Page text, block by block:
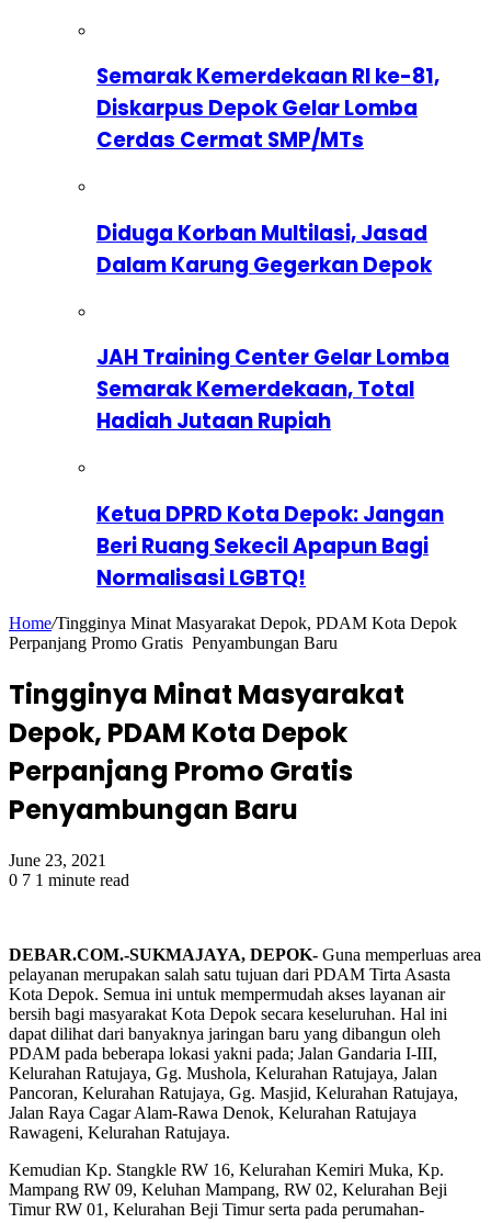
Semarak Kemerdekaan RI ke-81,
Diskarpus Depok Gelar Lomba
Cerdas Cermat SMP/MTs
Diduga Korban Multilasi, Jasad
Dalam Karung Gegerkan Depok
JAH Training Center Gelar Lomba
Semarak Kemerdekaan, Total
Hadiah Jutaan Rupiah
Ketua DPRD Kota Depok: Jangan
Beri Ruang Sekecil Apapun Bagi
Normalisasi LGBTQ!
Home/Tingginya Minat Masyarakat Depok, PDAM Kota Depok
Perpanjang Promo Gratis Penyambungan Baru
Tingginya Minat Masyarakat
Depok, PDAM Kota Depok
Perpanjang Promo Gratis
Penyambungan Baru
June 23, 2021
0 7 1 minute read
DEBAR.COM.-SUKMAJAYA, DEPOK- Guna memperluas area
pelayanan merupakan salah satu tujuan dari PDAM Tirta Asasta
Kota Depok. Semua ini untuk mempermudah akses layanan air
bersih bagi masyarakat Kota Depok secara keseluruhan. Hal ini
dapat dilihat dari banyaknya jaringan baru yang dibangun oleh
PDAM pada beberapa lokasi yakni pada; Jalan Gandaria I-III,
Kelurahan Ratujaya, Gg. Mushola, Kelurahan Ratujaya, Jalan
Pancoran, Kelurahan Ratujaya, Gg. Masjid, Kelurahan Ratujaya,
Jalan Raya Cagar Alam-Rawa Denok, Kelurahan Ratujaya
Rawageni, Kelurahan Ratujaya.
Kemudian Kp. Stangkle RW 16, Kelurahan Kemiri Muka, Kp.
Mampang RW 09, Keluhan Mampang, RW 02, Kelurahan Beji
Timur RW 01, Kelurahan Beji Timur serta pada perumahan-